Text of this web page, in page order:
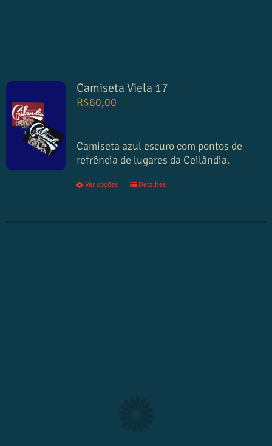
Camiseta Viela 17
R$60,00
Camiseta azul escuro com pontos de
refrência de lugares da Ceilândia.
Ver opções Detalhes